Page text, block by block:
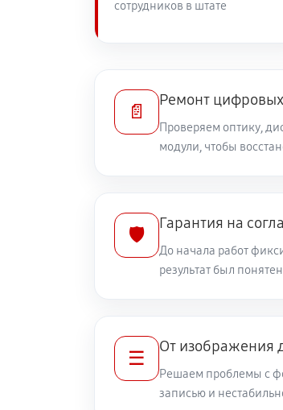
Ремонт встроенного
Исправление
Замена энкодера
Замена крышки
сотрудников в штате
📄
Ремонт
Проверяем оптику,
модули, чтобы
🛡️
Гарантия на
До начала работ
результат был
☰
От изображения
Решаем проблемы с
записью и